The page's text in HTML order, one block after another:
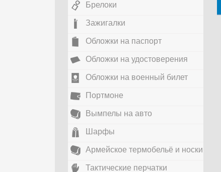
Брелоки
Зажигалки
Обложки на паспорт
Обложки на удостоверения
Обложки на военный билет
Портмоне
Вымпелы на авто
Шарфы
Армейское термобельё и носки
Тактические перчатки